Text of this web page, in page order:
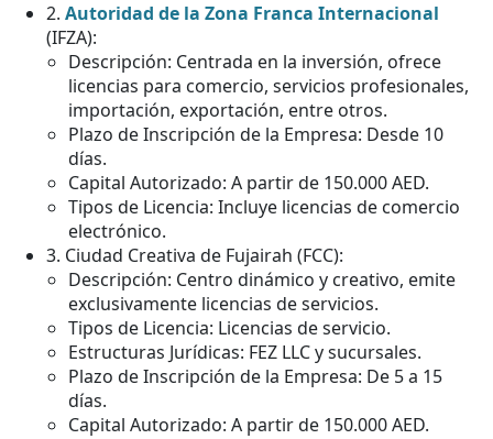
2. Autoridad de la Zona Franca Internacional
(IFZA):
Descripción: Centrada en la inversión, ofrece
licencias para comercio, servicios profesionales,
importación, exportación, entre otros.
Plazo de Inscripción de la Empresa: Desde 10
días.
Capital Autorizado: A partir de 150.000 AED.
Tipos de Licencia: Incluye licencias de comercio
electrónico.
3. Ciudad Creativa de Fujairah (FCC):
Descripción: Centro dinámico y creativo, emite
exclusivamente licencias de servicios.
Tipos de Licencia: Licencias de servicio.
Estructuras Jurídicas: FEZ LLC y sucursales.
Plazo de Inscripción de la Empresa: De 5 a 15
días.
Capital Autorizado: A partir de 150.000 AED.